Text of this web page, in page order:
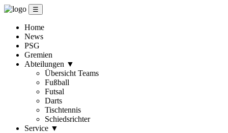
☰
Home
News
PSG
Gremien
Abteilungen ▼
Übersicht Teams
Fußball
Futsal
Darts
Tischtennis
Schiedsrichter
Service ▼